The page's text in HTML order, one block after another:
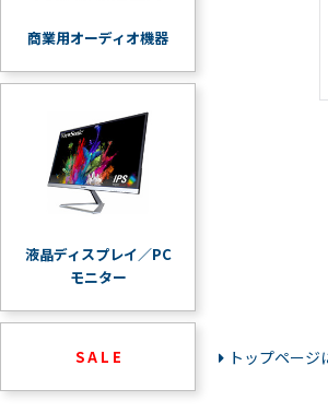
トップページ
商業用オーディオ機器
液晶ディスプレイ／PC
モニター
S A L E